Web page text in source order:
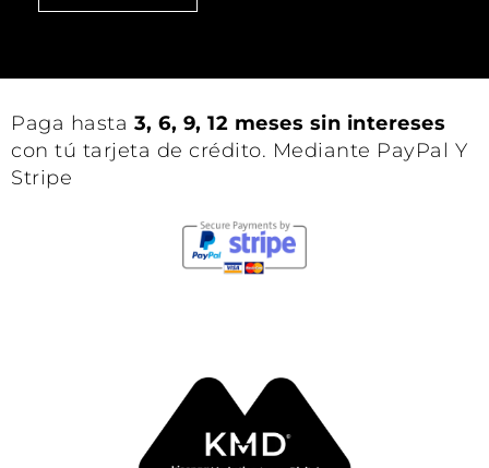
Paga hasta 3, 6, 9, 12 meses sin intereses
con tú tarjeta de crédito. Mediante PayPal Y
Stripe